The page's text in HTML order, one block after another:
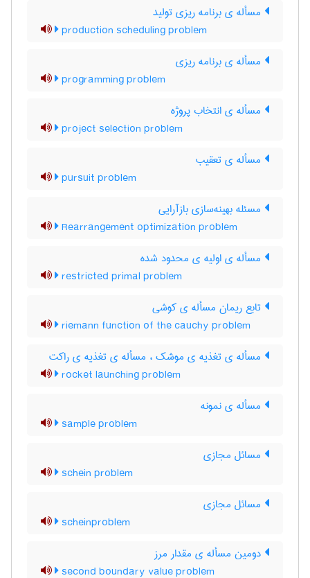
مسأله ی برنامه ریزی تولید
production scheduling problem
مسأله ی برنامه ریزی
programming problem
مسأله ی انتخاب پروژه
project selection problem
مسأله ی تعقیب
pursuit problem
مسئله بهینه‌سازی بازآرایی
Rearrangement optimization problem
مسأله ی اولیه ی محدود شده
restricted primal problem
تابع ریمان مسأله ی کوشی
riemann function of the cauchy problem
مسأله ی تغذیه ی موشک ، مسأله ی تغذیه ی راکت
rocket launching problem
مسأله ی نمونه
sample problem
مسائل مجازی
schein problem
مسائل مجازی
scheinproblem
دومین مسأله ی مقدار مرز
second boundary value problem